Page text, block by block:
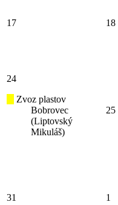
17 18
24
Zvoz plastov
Bobrovec
(Liptovský
Mikuláš)
25
31 1